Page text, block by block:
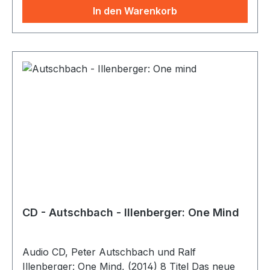
In den Warenkorb
CD - Autschbach - Illenberger: One Mind
Audio CD, Peter Autschbach und Ralf
Illenberger: One Mind, (2014) 8 Titel Das neue